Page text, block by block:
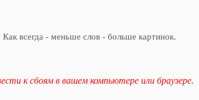
всегда - меньше слов - больше картинок.
к сбоям в вашем компьютере или браузере.